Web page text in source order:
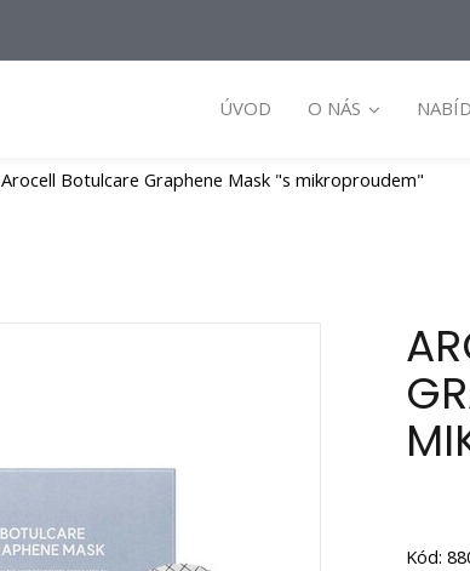
ÚVOD O NÁS
Arocell Botulcare Graphene Mask "s mikroproudem"
Kód: